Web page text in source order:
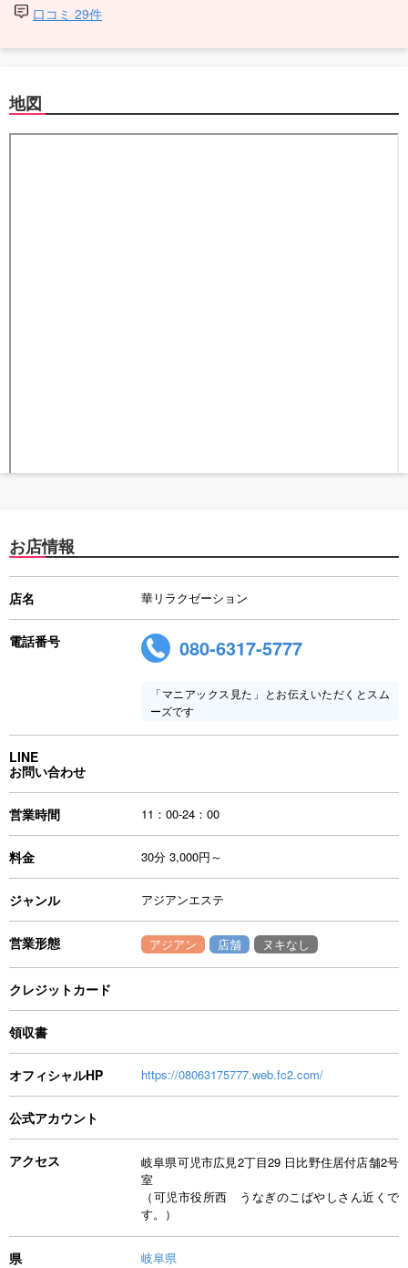
口コミ 29件
地図
お店情報
店名 華リラクゼーション
電話番号 080-6317-5777
「マニアックス見た」とお伝えいただくとスム
ーズです
LINE
お問い合わせ
営業時間 11：00-24：00
料金 30分 3,000円～
ジャンル アジアンエステ
営業形態 アジアン 店舗 ヌキなし
クレジットカード
領収書
オフィシャルHP https://08063175777.web.fc2.com/
公式アカウント
アクセス
岐阜県可児市広見2丁目29 日比野住居付店舗2号
室
（可児市役所西 うなぎのこばやしさん近くで
す。）
県 岐阜県